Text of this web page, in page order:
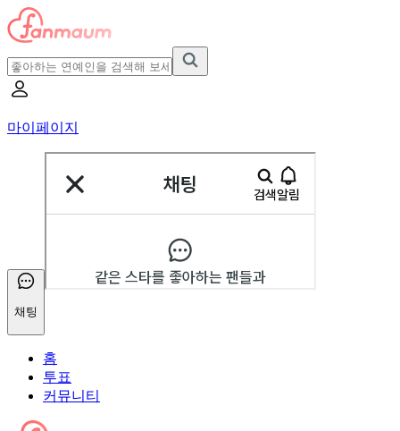
마이페이지
채팅
홈
투표
커뮤니티